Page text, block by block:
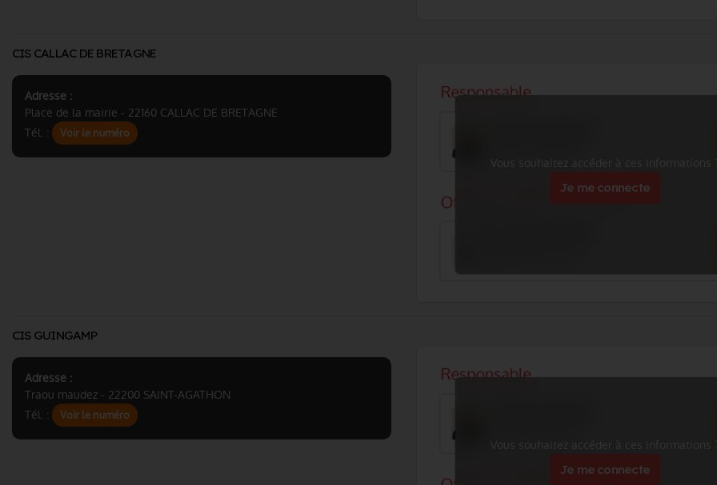
CIS CALLAC DE BRETAGNE
Adresse :
Place de la mairie - 22160 CALLAC DE BRETAGNE
Tél. :
Voir le numéro
Vous souhaitez accéder à ces informations
Je me connecte
CIS GUINGAMP
Adresse :
Traou maudez - 22200 SAINT-AGATHON
Tél. :
Voir le numéro
Vous souhaitez accéder à ces informations
Je me connecte